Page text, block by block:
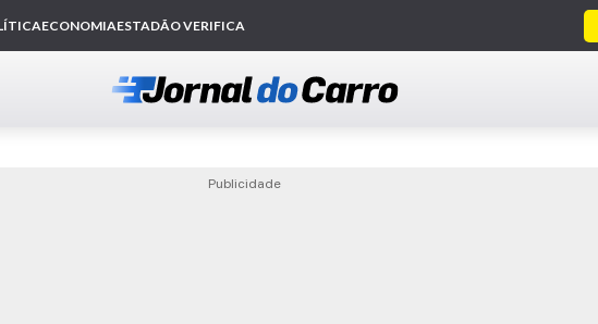
Publicidade